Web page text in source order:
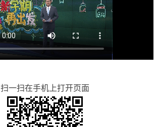
扫一扫在手机上打开页面